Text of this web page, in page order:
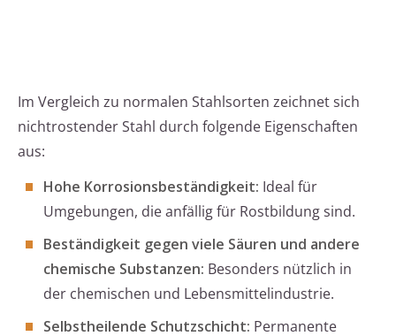
Im Vergleich zu normalen Stahlsorten zeichnet sich
nichtrostender Stahl durch folgende Eigenschaften
aus:
Hohe Korrosionsbeständigkeit: Ideal für
Umgebungen, die anfällig für Rostbildung sind.
Beständigkeit gegen viele Säuren und andere
chemische Substanzen: Besonders nützlich in
der chemischen und Lebensmittelindustrie.
Selbstheilende Schutzschicht: Permanente